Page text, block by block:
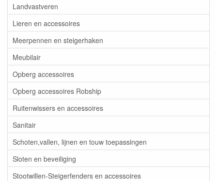
Landvastveren
Lieren en accessoires
Meerpennen en steigerhaken
Meubilair
Opberg accessoires
Opberg accessoires Robship
Ruitenwissers en accessoires
Sanitair
Schoten,vallen, lijnen en touw toepassingen
Sloten en beveiliging
Stootwillen-Steigerfenders en accessoires